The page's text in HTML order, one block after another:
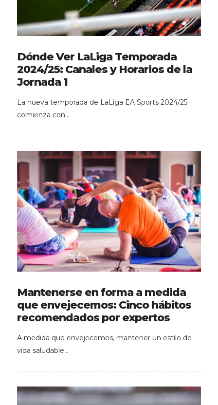
Dónde Ver LaLiga Temporada
2024/25: Canales y Horarios de la
Jornada 1
La nueva temporada de LaLiga EA Sports 2024/25
comienza con…
Mantenerse en forma a medida
que envejecemos: Cinco hábitos
recomendados por expertos
A medida que envejecemos, mantener un estilo de
vida saludable…